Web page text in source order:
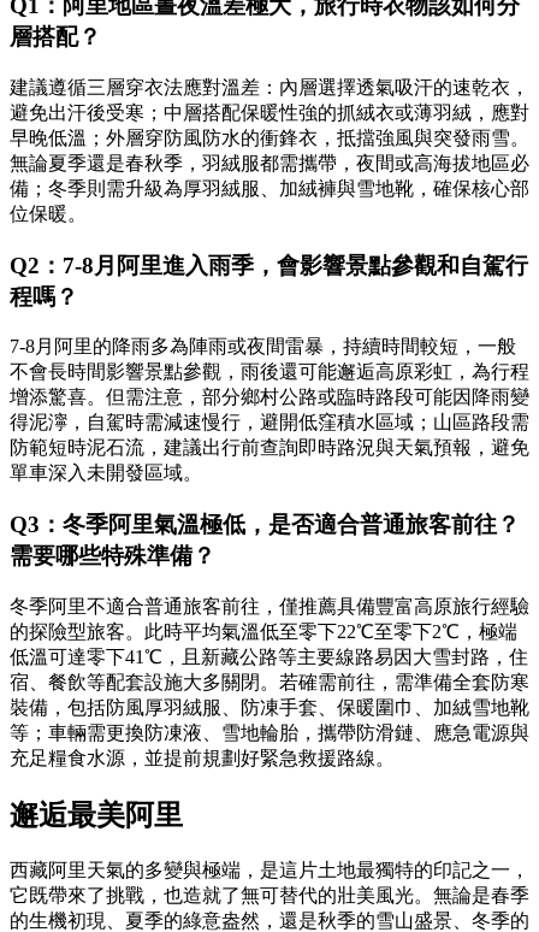
Q1：阿里地區晝夜溫差極大，旅行時衣物該如何分
層搭配？
建議遵循三層穿衣法應對溫差：內層選擇透氣吸汗的速乾衣，
避免出汗後受寒；中層搭配保暖性強的抓絨衣或薄羽絨，應對
早晚低溫；外層穿防風防水的衝鋒衣，抵擋強風與突發雨雪。
無論夏季還是春秋季，羽絨服都需攜帶，夜間或高海拔地區必
備；冬季則需升級為厚羽絨服、加絨褲與雪地靴，確保核心部
位保暖。
Q2：7-8月阿里進入雨季，會影響景點參觀和自駕行
程嗎？
7-8月阿里的降雨多為陣雨或夜間雷暴，持續時間較短，一般
不會長時間影響景點參觀，雨後還可能邂逅高原彩虹，為行程
增添驚喜。但需注意，部分鄉村公路或臨時路段可能因降雨變
得泥濘，自駕時需減速慢行，避開低窪積水區域；山區路段需
防範短時泥石流，建議出行前查詢即時路況與天氣預報，避免
單車深入未開發區域。
Q3：冬季阿里氣溫極低，是否適合普通旅客前往？
需要哪些特殊準備？
冬季阿里不適合普通旅客前往，僅推薦具備豐富高原旅行經驗
的探險型旅客。此時平均氣溫低至零下22℃至零下2℃，極端
低溫可達零下41℃，且新藏公路等主要線路易因大雪封路，住
宿、餐飲等配套設施大多關閉。若確需前往，需準備全套防寒
裝備，包括防風厚羽絨服、防凍手套、保暖圍巾、加絨雪地靴
等；車輛需更換防凍液、雪地輪胎，攜帶防滑鏈、應急電源與
充足糧食水源，並提前規劃好緊急救援路線。
邂逅最美阿里
西藏阿里天氣的多變與極端，是這片土地最獨特的印記之一，
它既帶來了挑戰，也造就了無可替代的壯美風光。無論是春季
的生機初現、夏季的綠意盎然，還是秋季的雪山盛景、冬季的